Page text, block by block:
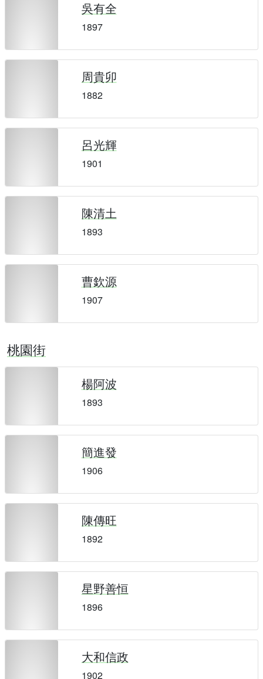
吳有全
1897
周貴卯
1882
呂光輝
1901
陳清土
1893
曹欽源
1907
桃園街
楊阿波
1893
簡進發
1906
陳傳旺
1892
星野善恒
1896
大和信政
1902